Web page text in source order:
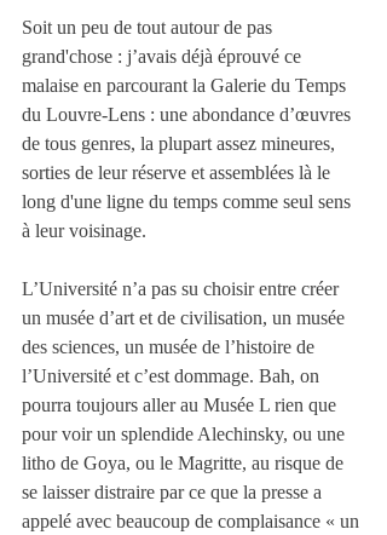
Soit un peu de tout autour de pas
grand'chose : j’avais déjà éprouvé ce
malaise en parcourant la Galerie du Temps
du Louvre-Lens : une abondance d’œuvres
de tous genres, la plupart assez mineures,
sorties de leur réserve et assemblées là le
long d'une ligne du temps comme seul sens
à leur voisinage.
L’Université n’a pas su choisir entre créer
un musée d’art et de civilisation, un musée
des sciences, un musée de l’histoire de
l’Université et c’est dommage. Bah, on
pourra toujours aller au Musée L rien que
pour voir un splendide Alechinsky, ou une
litho de Goya, ou le Magritte, au risque de
se laisser distraire par ce que la presse a
appelé avec beaucoup de complaisance « un